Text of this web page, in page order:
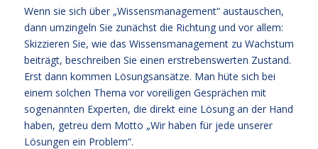
Wenn sie sich über „Wissensmanagement“ austauschen,
dann umzingeln Sie zunächst die Richtung und vor allem:
Skizzieren Sie, wie das Wissensmanagement zu Wachstum
beiträgt, beschreiben Sie einen erstrebenswerten Zustand.
Erst dann kommen Lösungsansätze. Man hüte sich bei
einem solchen Thema vor voreiligen Gesprächen mit
sogenannten Experten, die direkt eine Lösung an der Hand
haben, getreu dem Motto „Wir haben für jede unserer
Lösungen ein Problem“.